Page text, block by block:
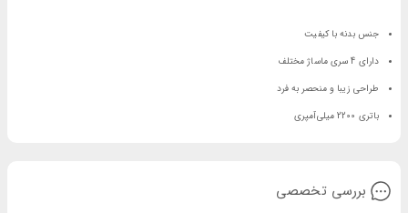
جنس بدنه با کیفیت
دارای 4 سری ماساژ مختلف
طراحی زیبا و منحصر به فرد
باتری 2200 میلی‌آمپری
بررسی تخصصی